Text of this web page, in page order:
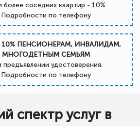
более соседних квартир - 10%
Подробности по телефону
ПЕНСИОНЕРАМ, ИНВАЛИДАМ,
МНОГОДЕТНЫМ СЕМЬЯМ
предъявлении удостоверения.
Подробности по телефону
спектр услуг в